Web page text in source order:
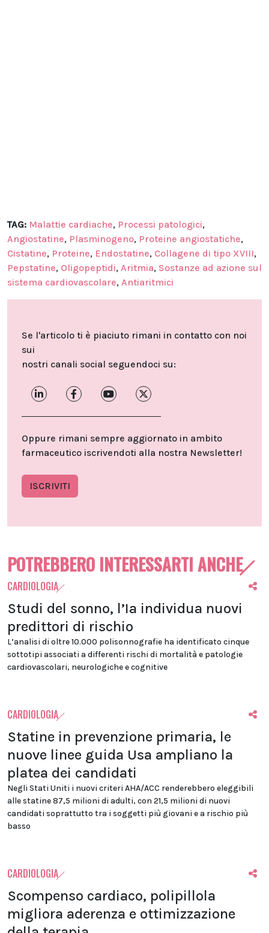
TAG: Malattie cardiache, Processi patologici,
Angiostatine, Plasminogeno, Proteine angiostatiche,
Cistatine, Proteine, Endostatine, Collagene di tipo XVIII,
Pepstatine, Oligopeptidi, Aritmia, Sostanze ad azione sul
sistema cardiovascolare, Antiaritmici
Se l'articolo ti è piaciuto rimani in contatto con noi
sui
nostri canali social seguendoci su:
Oppure rimani sempre aggiornato in ambito
farmaceutico iscrivendoti alla nostra Newsletter!
ISCRIVITI
POTREBBERO INTERESSARTI ANCHE
CARDIOLOGIA
Studi del sonno, l’Ia individua nuovi
predittori di rischio
L’analisi di oltre 10.000 polisonnografie ha identificato cinque
sottotipi associati a differenti rischi di mortalità e patologie
cardiovascolari, neurologiche e cognitive
CARDIOLOGIA
Statine in prevenzione primaria, le
nuove linee guida Usa ampliano la
platea dei candidati
Negli Stati Uniti i nuovi criteri AHA/ACC renderebbero eleggibili
alle statine 87,5 milioni di adulti, con 21,5 milioni di nuovi
candidati soprattutto tra i soggetti più giovani e a rischio più
basso
CARDIOLOGIA
Scompenso cardiaco, polipillola
migliora aderenza e ottimizzazione